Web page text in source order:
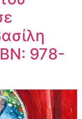
978-